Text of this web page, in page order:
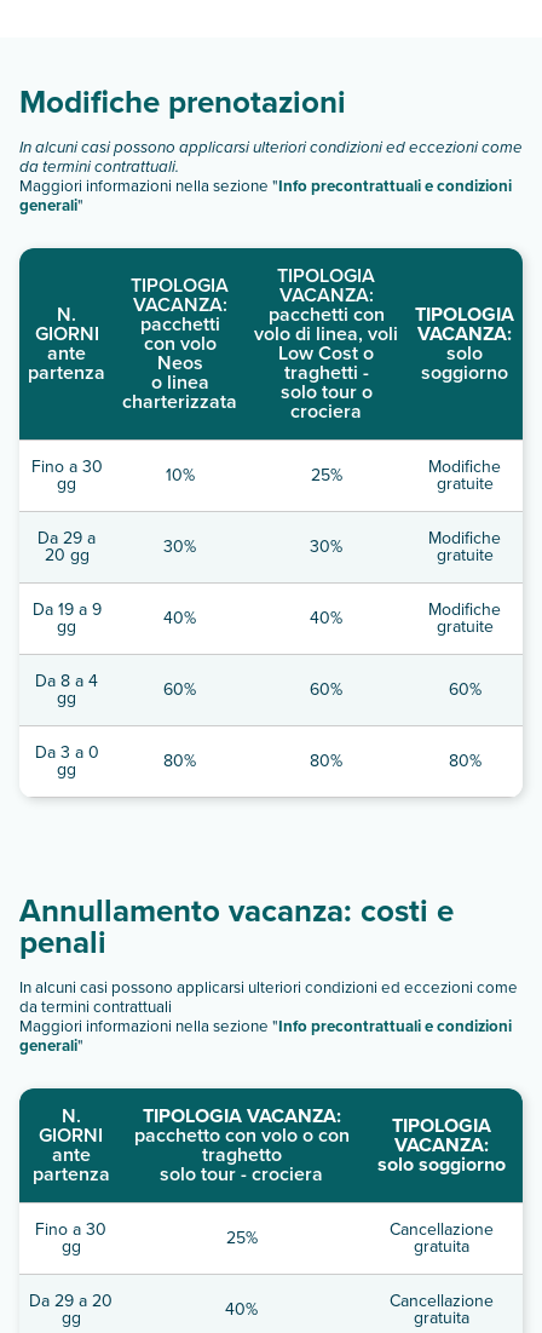
Modifiche prenotazioni
In alcuni casi possono applicarsi ulteriori condizioni ed eccezioni come
da termini contrattuali.
Maggiori informazioni nella sezione "Info precontrattuali e condizioni
generali"
N.
GIORNI
ante
partenza
TIPOLOGIA
VACANZA:
pacchetti
con volo
Neos
o linea
charterizzata
TIPOLOGIA
VACANZA:
pacchetti con
volo di linea, voli
Low Cost o
traghetti -
solo tour o
crociera
TIPOLOGIA
VACANZA:
solo
soggiorno
Fino a 30
gg 10% 25% Modifiche
gratuite
Da 29 a
20 gg 30% 30% Modifiche
gratuite
Da 19 a 9
gg 40% 40% Modifiche
gratuite
Da 8 a 4
gg 60% 60% 60%
Da 3 a 0
gg 80% 80% 80%
Annullamento vacanza: costi e
penali
In alcuni casi possono applicarsi ulteriori condizioni ed eccezioni come
da termini contrattuali
Maggiori informazioni nella sezione "Info precontrattuali e condizioni
generali"
N.
GIORNI
ante
partenza
TIPOLOGIA VACANZA:
pacchetto con volo o con
traghetto
solo tour - crociera
TIPOLOGIA
VACANZA:
solo soggiorno
Fino a 30
gg 25% Cancellazione
gratuita
Da 29 a 20
gg 40% Cancellazione
gratuita